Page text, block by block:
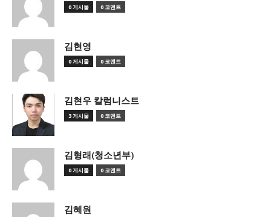
0 게시물 0 코멘트
김현영
0 게시물 0 코멘트
김현우 칼럼니스트
3 게시물 0 코멘트
김형래(청소년부)
0 게시물 0 코멘트
김혜원